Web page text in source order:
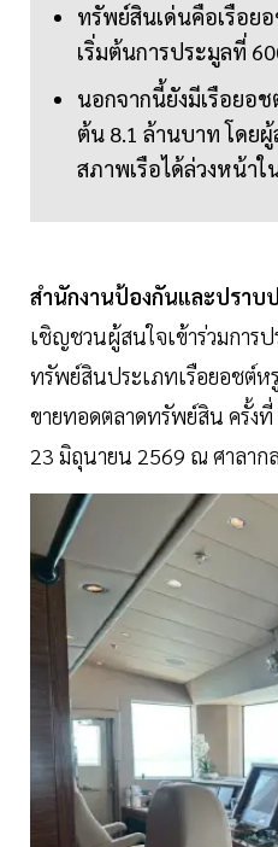
ทรัพย์สินเด่นคือเรือยอ
เริ่มต้นการประมูลที่
นอกจากนี้ยังมีเรือยอช
ต้น 8.1 ล้านบาท โดยผู้
สภาพเรือได้ล่วงหน้า
สำนักงานป้องกันและปราบ
เชิญชวนผู้สนใจเข้าร่วมการ
ทรัพย์สินประเภทเรือยอชต์ห
ขายทอดตลาดทรัพย์สิน ครั้ง
23 มิถุนายน 2569 ณ ศาลาก